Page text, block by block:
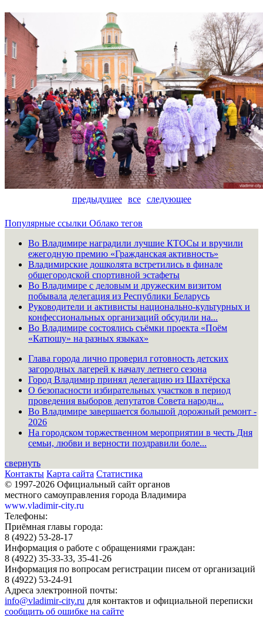
предыдущее все следующее
Популярные ссылки Облако тегов
Во Владимире наградили лучшие КТОСы и вручили
ежегодную премию «Гражданская активность»
Владимирские дошколята встретились в финале
общегородской спортивной эстафеты
Во Владимире с деловым и дружеским визитом
побывала делегация из Республики Беларусь
Руководители и активисты национально-культурных и
конфессиональных организаций обсудили на...
Во Владимире состоялись съёмки проекта «Поём
«Катюшу» на разных языках»
Глава города лично проверил готовность детских
загородных лагерей к началу летнего сезона
Город Владимир принял делегацию из Шахтёрска
О безопасности избирательных участков в период
проведения выборов депутатов Совета народн...
Во Владимире завершается большой дорожный ремонт -
2026
На городском торжественном мероприятии в честь Дня
семьи, любви и верности поздравили боле...
свернуть
Контакты Карта сайта Статистика
© 1997-2026 Официальный сайт органов
местного самоуправления города Владимира
www.vladimir-city.ru
Телефоны:
Приёмная главы города:
8 (4922) 53-28-17
Информация о работе с обращениями граждан:
8 (4922) 35-33-33, 35-41-26
Информация по вопросам регистрации писем от организаций
8 (4922) 53-24-91
Адреса электронной почты:
info@vladimir-city.ru для контактов и официальной переписки
сообщить об ошибке на сайте